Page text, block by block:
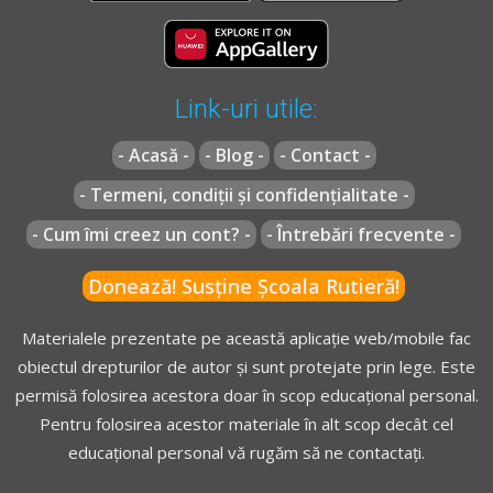
Regulament** - Articolul 89
Oprirea participanţilor la trafic este obligatorie şi la
semnalele date de:
membrii patrulelor şcolare de circulaţie, la trecerile
pentru pietoni din apropierea unităţilor de învăţământ;
[...]
Regulament** - Articolul 90
Persoanele prevăzute la art. 88 alin. (1) şi la art. 89 alin.
(1) lit. a)-e) care dirijează circulaţia trebuie să fie echipate
şi plasate astfel încât să poată fi observate şi recunoscute
cu uşurinţă de către participanţii la trafic.
Link-uri utile:
- Acasă - - Blog -
- Contact -
- Termeni, condiții și confidențialitate -
- Cum îmi creez un cont? -
- Întrebări frecvente -
Donează! Susține Școala Rutieră!
Materialele prezentate pe această aplicație web/mobile fac
obiectul drepturilor de autor și sunt protejate prin lege. Este
permisă folosirea acestora doar în scop educațional personal.
Pentru folosirea acestor materiale în alt scop decât cel
educațional personal vă rugăm să ne contactați.